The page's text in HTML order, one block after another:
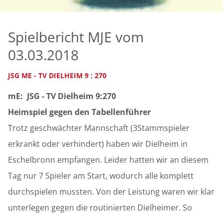
Spielbericht MJE vom
03.03.2018
JSG ME - TV DIELHEIM 9 : 270
mE: JSG - TV Dielheim 9:270
Heimspiel gegen den Tabellenführer
Trotz geschwächter Mannschaft (3Stammspieler
erkrankt oder verhindert) haben wir Dielheim in
Eschelbronn empfangen. Leider hatten wir an diesem
Tag nur 7 Spieler am Start, wodurch alle komplett
durchspielen mussten. Von der Leistung waren wir klar
unterlegen gegen die routinierten Dielheimer. So